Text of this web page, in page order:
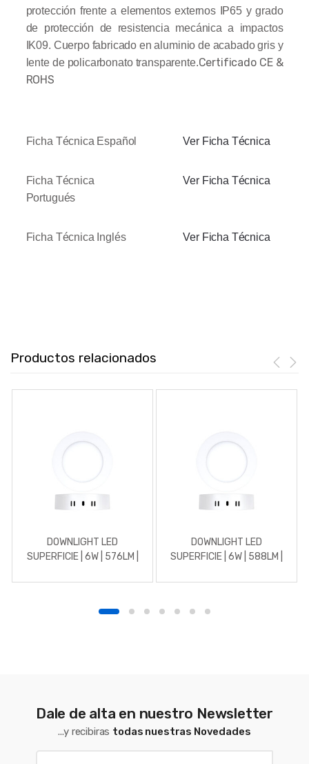
protección frente a elementos externos IP65 y grado
de protección de resistencia mecánica a impactos
IK09. Cuerpo fabricado en aluminio de acabado gris y
lente de policarbonato transparente.Certificado CE &
ROHS
Ficha Técnica Español Ver Ficha Técnica
Ficha Técnica
Portugués
Ver Ficha Técnica
Ficha Técnica Inglés Ver Ficha Técnica
Productos relacionados
DOWNLIGHT LED
SUPERFICIE | 6W | 576LM |
BLANCO
DOWNLIGHT LED
SUPERFICIE | 6W | 588LM |
BLANCO
Dale de alta en nuestro Newsletter
...y recibiras todas nuestras Novedades